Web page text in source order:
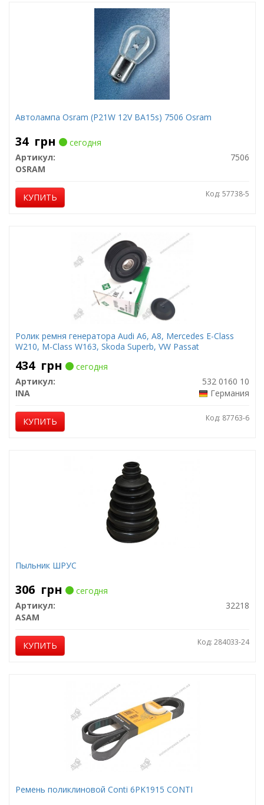
Автолампа Osram (P21W 12V BA15s) 7506 Osram
34 грн
сегодня
Артикул:
7506
OSRAM
КУПИТЬ Код: 57738-5
Ролик ремня генератора Audi A6, A8, Mercedes E-Class
W210, M-Class W163, Skoda Superb, VW Passat
434 грн
сегодня
Артикул:
532 0160 10
INA
Германия
КУПИТЬ Код: 87763-6
Пыльник ШРУС
306 грн
сегодня
Артикул:
32218
ASAM
КУПИТЬ Код: 284033-24
Ремень поликлиновой Conti 6PK1915 CONTI